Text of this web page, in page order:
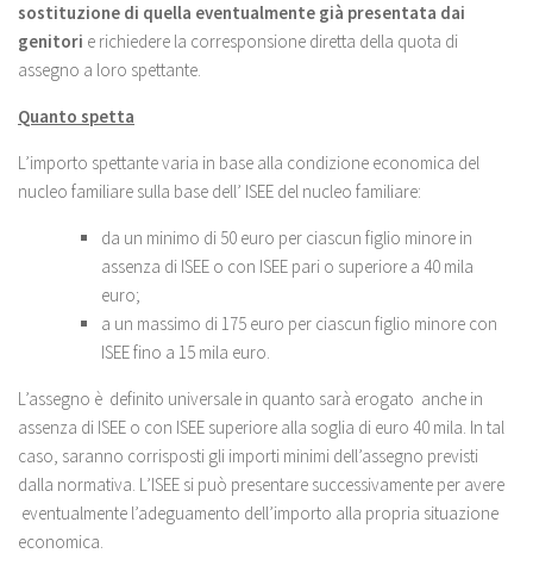
sostituzione di quella eventualmente già presentata dai
genitori e richiedere la corresponsione diretta della quota di
assegno a loro spettante.
Quanto spetta
L’importo spettante varia in base alla condizione economica del
nucleo familiare sulla base dell’ ISEE del nucleo familiare:
da un minimo di 50 euro per ciascun figlio minore in
assenza di ISEE o con ISEE pari o superiore a 40 mila
euro;
a un massimo di 175 euro per ciascun figlio minore con
ISEE fino a 15 mila euro.
L’assegno è definito universale in quanto sarà erogato anche in
assenza di ISEE o con ISEE superiore alla soglia di euro 40 mila. In tal
caso, saranno corrisposti gli importi minimi dell’assegno previsti
dalla normativa. L’ISEE si può presentare successivamente per avere
eventualmente l’adeguamento dell’importo alla propria situazione
economica.